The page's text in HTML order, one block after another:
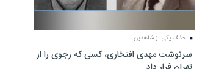
حذف یکی از شاهدین
سرنوشت مهدی افتخاری، کسی که رجوی را از